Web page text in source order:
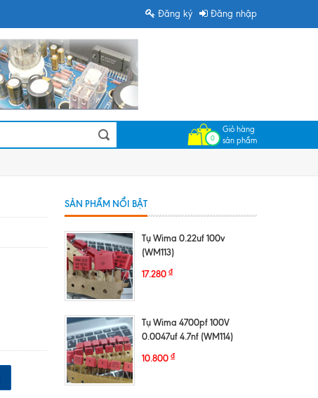
Đăng ký Đăng nhập
Giỏ hàng
sản phẩm
0
SẢN PHẨM NỔI BẬT
Tụ Wima 0.22uf 100v
(WM113)
17.280₫
Tụ Wima 4700pf 100V
0.0047uf 4.7nf (WM114)
10.800₫